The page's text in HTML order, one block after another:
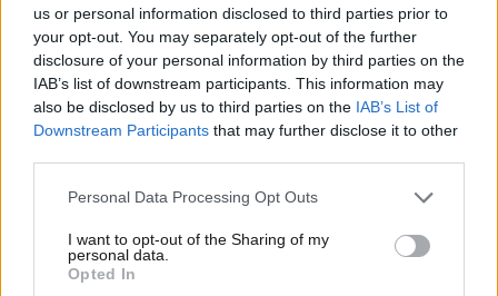
us or personal information disclosed to third parties prior to
your opt-out. You may separately opt-out of the further
disclosure of your personal information by third parties on the
IAB’s list of downstream participants. This information may
also be disclosed by us to third parties on the IAB’s List of
Downstream Participants that may further disclose it to other
Please note that this website/app uses one or more Google
not limited to your visit or usage behaviour. You may click to
grant or deny consent to Google and its third-party tags to
use your data for below specified purposes in below Google
Personal Data Processing Opt Outs
I want to opt-out of the Sharing of my
personal data.
Opted In
Θα το πώ. 11·02·2024 21:29
Οι θρησκείες τρελαίνουν.
11·02·2024 23:38
Ήταν τρελός από μόνος του. Ακόμα και χωρίς να
συμμετάσχει σε οργανωμένη θρησκεία θα την